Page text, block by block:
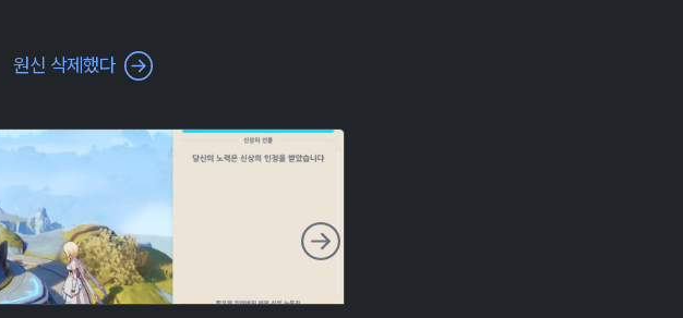
원신 삭제했다
다음 슬라이드